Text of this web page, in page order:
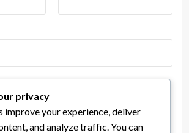
email, and website in this browser
I comment.
privacy
improve your experience, deliver
and analyze traffic. You can